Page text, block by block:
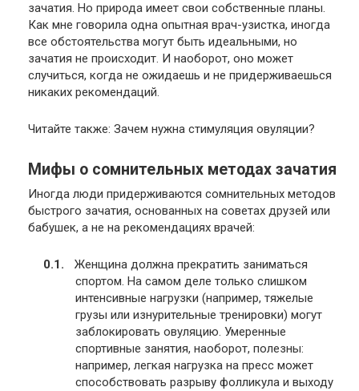
зачатия. Но природа имеет свои собственные планы.
Как мне говорила одна опытная врач-узистка, иногда
все обстоятельства могут быть идеальными, но
зачатия не происходит. И наоборот, оно может
случиться, когда не ожидаешь и не придерживаешься
никаких рекомендаций.
Читайте также: Зачем нужна стимуляция овуляции?
Мифы о сомнительных методах зачатия
Иногда люди придерживаются сомнительных методов
быстрого зачатия, основанных на советах друзей или
бабушек, а не на рекомендациях врачей:
Женщина должна прекратить заниматься
спортом. На самом деле только слишком
интенсивные нагрузки (например, тяжелые
грузы или изнурительные тренировки) могут
заблокировать овуляцию. Умеренные
спортивные занятия, наоборот, полезны:
например, легкая нагрузка на пресс может
способствовать разрыву фолликула и выходу